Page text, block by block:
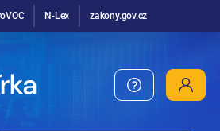
N-Lex zakony.gov.cz